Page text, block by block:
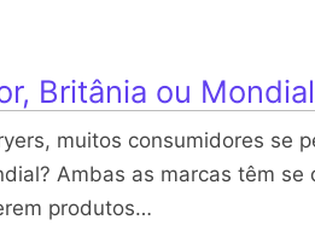
Britânia ou
muitos consumidores se
Ambas as marcas têm se
produtos…